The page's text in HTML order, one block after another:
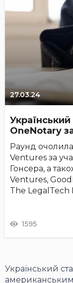
27.03.24
Український
OneNotary
Раунд
Ventures за
Гонсера, а
Ventures,
The LegalTech
1595
Український
американським